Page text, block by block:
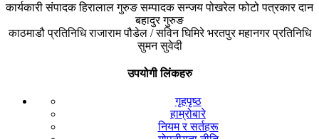
कार्यकारी संपादकहिरालाल गुरुङसम्पादकसन्जय पोखरेलफोटो पत्रकारदान
बहादुर गुरुङ
काठमाडौ प्रतिनिधिराजाराम पौडेल / सविन घिमिरेभरतपुर महानगर प्रतिनिधि
सुमन सुवेदी
उपयोगी लिंकहरु
गृहपृष्ठ
हाम्रोबारे
नियम र सर्तहरू